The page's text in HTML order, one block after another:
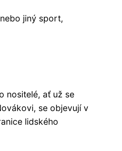
jiný sport,
nositelé, ať už se
se objevují v
lidského